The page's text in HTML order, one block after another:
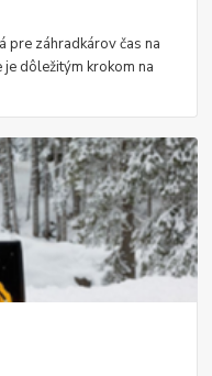
pre záhradkárov čas na
dôležitým krokom na